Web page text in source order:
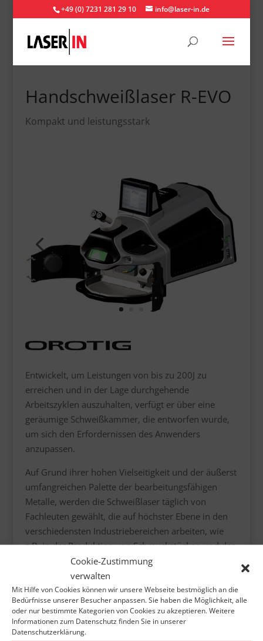
Cookie-Zustimmung
verwalten
Mit Hilfe von Cookies können wir unsere Webseite bestmöglich an die
Bedürfnisse unserer Besucher anpassen. Sie haben die Möglichkeit, alle
oder nur bestimmte Kategorien von Cookies zu akzeptieren. Weitere
Informationen zum Datenschutz finden Sie in unserer
Datenschutzerklärung.
+49 (0) 7231 281 29 10 info@laser-in.de
Handschweißlaser R-EVO
Kompakt und leistungsstark
Entwickelt, um Leistungen von bis zu 200J zu
erreichen und in der Lage durchgehende
Arbeitszyklen auszuhalten, verfügt er über eine
geräumige Schweißkammer, die entworfen wurde,
um sich den Erfordernissen des Anwenders
anzupassen.
Auf Grund ihrer hohen Vielseitigkeit und der äußerst
umfangreichen Palette der bearbeitungsfähigen
Metalle, werden die Schweißlaser täglich von
Fachleuten gewählt, die auf höchster Ebene in den
verschiedensten Industriebereichen arbeiten, wie
z.B. in der Produktion von Schmuckstücken und der
Herstellung von Zahnprothesen.
Nennleistung:
75 - 135W
Impulsenergie:
200J